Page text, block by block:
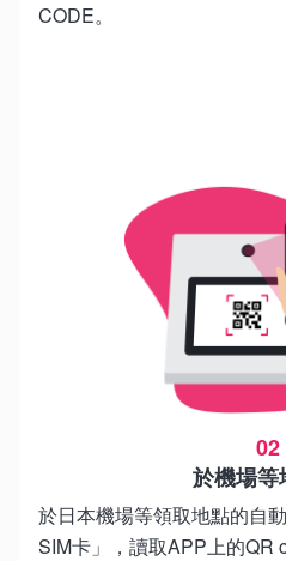
CODE。
02
於機場等
於日本機場等領取地點的自
SIM卡」，讀取APP上的QR